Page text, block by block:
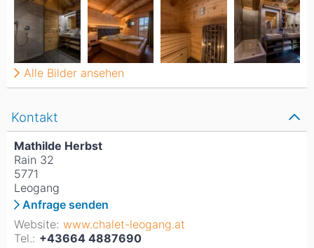
Kontakt
Mathilde Herbst
Rain 32
5771
Leogang
Anfrage senden
Website: www.chalet-leogang.at
Tel.: +43664 4887690
Alle Bilder ansehen